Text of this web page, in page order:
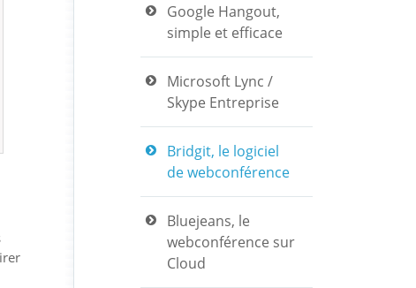
Google Hangout,
simple et efficace
Microsoft Lync /
Skype Entreprise
Bridgit, le logiciel
de webconférence
Bluejeans, le
webconférence sur
Cloud